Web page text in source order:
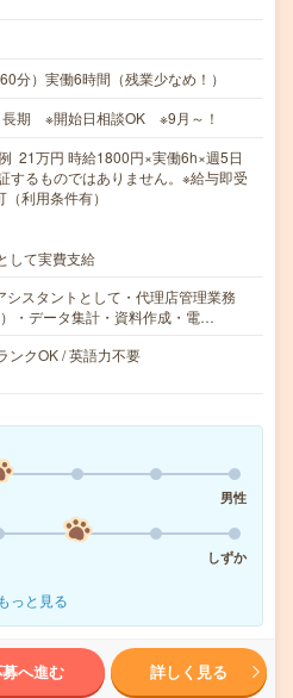
分）実働6時間（残業少なめ！）
長期 ※開始日相談OK ※9月～！
21万円 時給1800円×実働6h×週5日
するものではありません。※給与即受
利用条件有）
して実費支給
シスタントとして・代理店管理業務
）・データ集計・資料作成・電…
ンクOK / 英語力不要
男性
しずか
もっと見る
へ進む 詳しく見る